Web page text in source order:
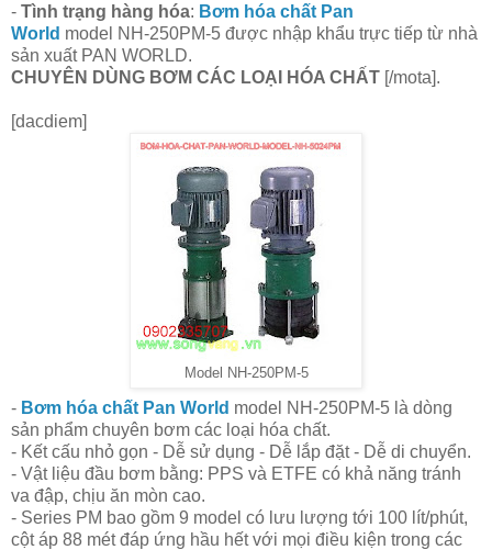
- Tình trạng hàng hóa: Bơm hóa chất Pan
World model NH-250PM-5 được nhập khẩu trực tiếp từ nhà
sản xuất PAN WORLD.
CHUYÊN DÙNG BƠM CÁC LOẠI HÓA CHẤT [/mota].
[dacdiem]
Model NH-250PM-5
- Bơm hóa chất Pan World model NH-250PM-5 là dòng
sản phẩm chuyên bơm các loại hóa chất.
- Kết cấu nhỏ gọn - Dễ sử dụng - Dễ lắp đặt - Dễ di chuyển.
- Vật liệu đầu bơm bằng: PPS và ETFE có khả năng tránh
va đập, chịu ăn mòn cao.
- Series PM bao gồm 9 model có lưu lượng tới 100 lít/phút,
cột áp 88 mét đáp ứng hầu hết với mọi điều kiện trong các